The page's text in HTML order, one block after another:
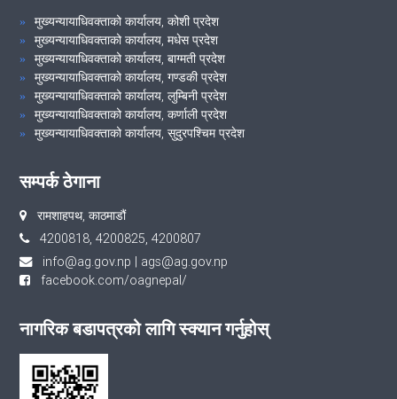
मुख्यन्यायाधिवक्ताको कार्यालय, कोशी प्रदेश
मुख्यन्यायाधिवक्ताको कार्यालय, मधेस प्रदेश
मुख्यन्यायाधिवक्ताको कार्यालय, बाग्मती प्रदेश
मुख्यन्यायाधिवक्ताको कार्यालय, गण्डकी प्रदेश
मुख्यन्यायाधिवक्ताको कार्यालय, लुम्बिनी प्रदेश
मुख्यन्यायाधिवक्ताको कार्यालय, कर्णाली प्रदेश
मुख्यन्यायाधिवक्ताको कार्यालय, सुदुरपश्चिम प्रदेश
सम्पर्क ठेगाना
रामशाहपथ, काठमाडौं
4200818, 4200825, 4200807
info@ag.gov.np
ags@ag.gov.np
facebook.com/oagnepal/
नागरिक बडापत्रको लागि स्क्यान गर्नुहोस्